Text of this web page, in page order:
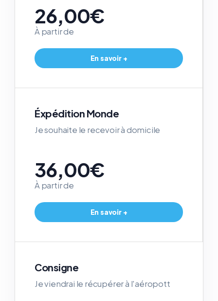
26,00€
À partir de
En savoir +
Éxpédition Monde
Je souhaite le recevoir à domicile
36,00€
À partir de
En savoir +
Consigne
Je viendrai le récupérer à l'aéropott